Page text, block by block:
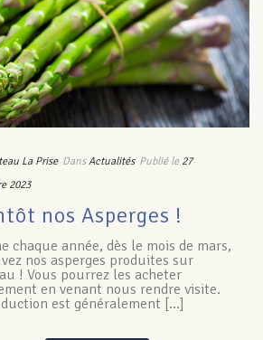
La Prise Dans Actualités Publié le 27
2023
nos Asperges !
chaque année, dès le mois de mars,
nos asperges produites sur
! Vous pourrez les acheter
en venant nous rendre visite.
est généralement [...]